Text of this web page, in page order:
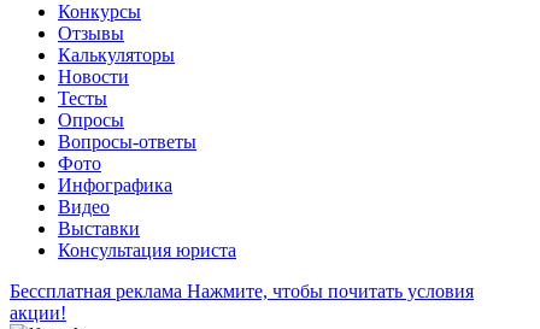
Конкурсы
Отзывы
Калькуляторы
Новости
Тесты
Опросы
Вопросы-ответы
Фото
Инфографика
Видео
Выставки
Консультация юриста
Бессплатная реклама Нажмите, чтобы почитать условия
акции!